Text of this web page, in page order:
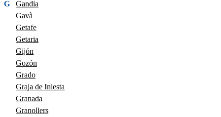
G
Gandia
Gavà
Getafe
Getaria
Gijón
Gozón
Grado
Graja de Iniesta
Granada
Granollers